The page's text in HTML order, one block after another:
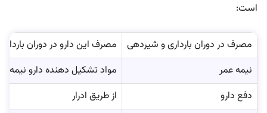
است:
مصرف در دوران بارداری و شیردهی
مصرف این دارو در دوران
نیمه عمر
مواد تشکیل دهنده دارو نیمه
دفع دارو
از طریق ادرار